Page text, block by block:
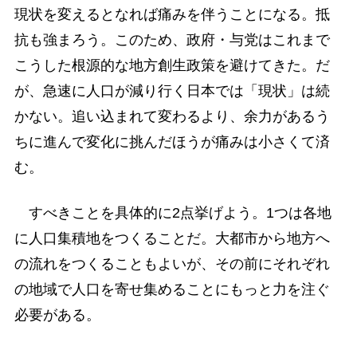
現状を変えるとなれば痛みを伴うことになる。抵
抗も強まろう。このため、政府・与党はこれまで
こうした根源的な地方創生政策を避けてきた。だ
が、急速に人口が減り行く日本では「現状」は続
かない。追い込まれて変わるより、余力があるう
ちに進んで変化に挑んだほうが痛みは小さくて済
む。
すべきことを具体的に2点挙げよう。1つは各地
に人口集積地をつくることだ。大都市から地方へ
の流れをつくることもよいが、その前にそれぞれ
の地域で人口を寄せ集めることにもっと力を注ぐ
必要がある。